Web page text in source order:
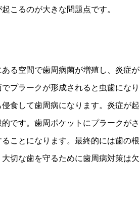
こるのが大きな問題点です。
る空間で歯周病菌が増殖し、炎症が
プラークが形成されると虫歯になり
食して歯周病になります。炎症が起
です。歯周ポケットにプラークがさ
ことになります。最終的には歯の根
切な歯を守るために歯周病対策は欠